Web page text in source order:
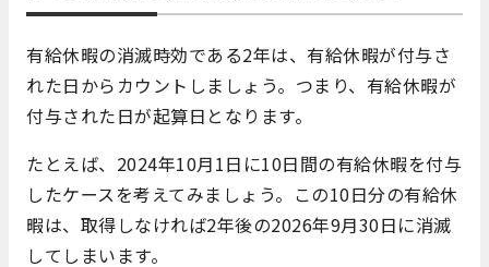
有給休暇の消滅時効である2年は、有給休暇が付与さ
れた日からカウントしましょう。つまり、有給休暇が
付与された日が起算日となります。
たとえば、2024年10月1日に10日間の有給休暇を付与
したケースを考えてみましょう。この10日分の有給休
暇は、取得しなければ2年後の2026年9月30日に消滅
してしまいます。